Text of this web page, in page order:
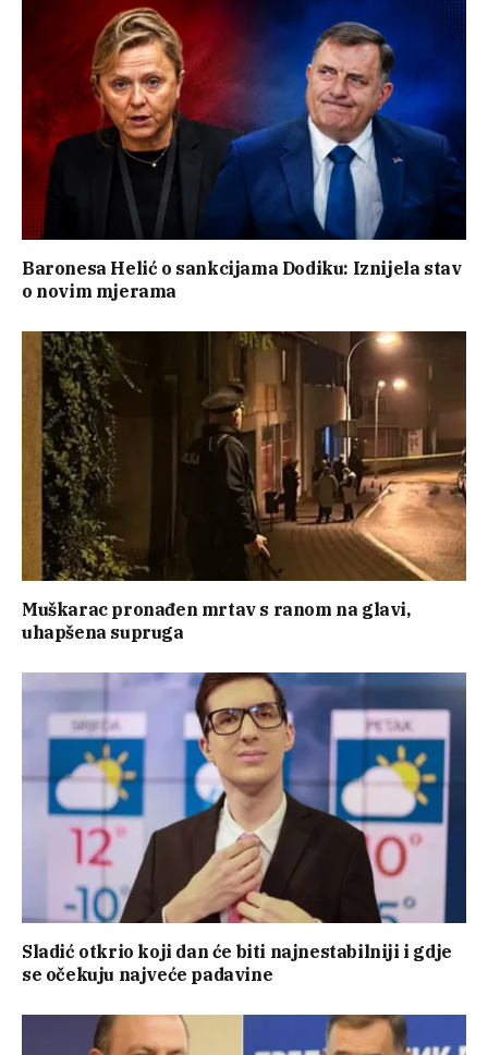
Baronesa Helić o sankcijama Dodiku: Iznijela stav
o novim mjerama
Muškarac pronađen mrtav s ranom na glavi,
uhapšena supruga
Sladić otkrio koji dan će biti najnestabilniji i gdje
se očekuju najveće padavine